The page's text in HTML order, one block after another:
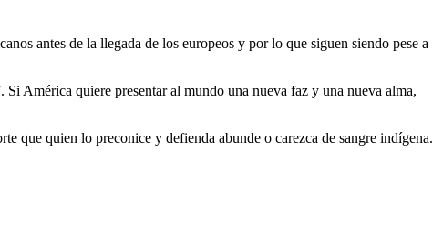
antes de la llegada de los europeos y por lo que siguen siendo pese a
América quiere presentar al mundo una nueva faz y una nueva alma,
que quien lo preconice y defienda abunde o carezca de sangre indígena.